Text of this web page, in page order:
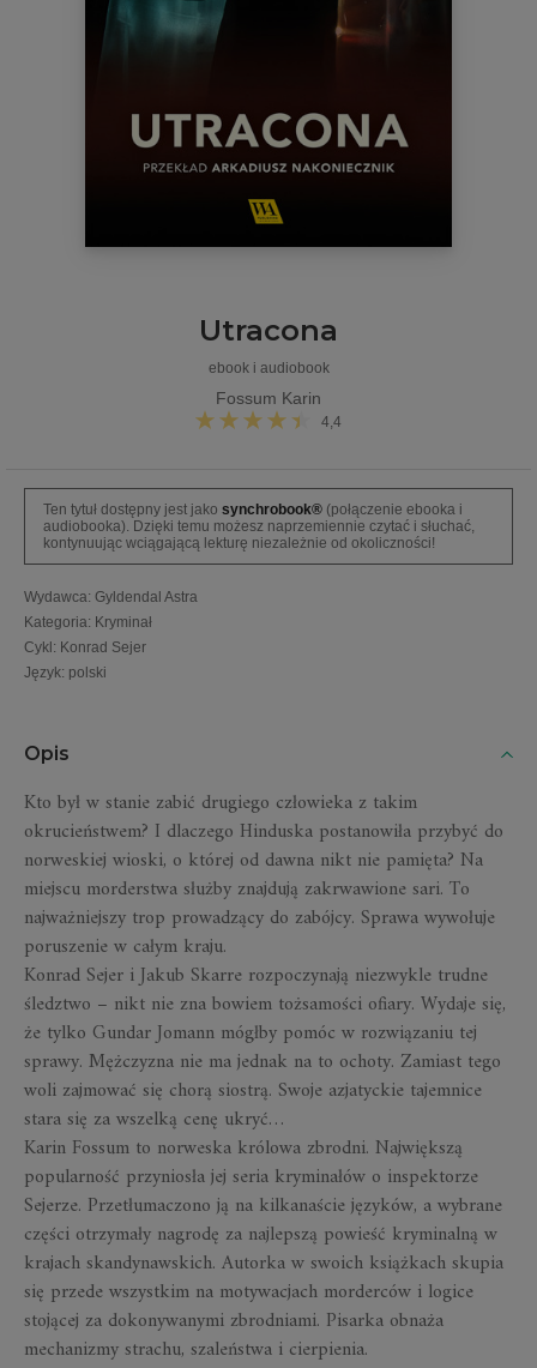
Utracona
ebook i audiobook
Fossum Karin
4,4
Ten tytuł dostępny jest jako synchrobook® (połączenie ebooka i
audiobooka). Dzięki temu możesz naprzemiennie czytać i słuchać,
kontynuując wciągającą lekturę niezależnie od okoliczności!
Wydawca: Gyldendal Astra
Kategoria: Kryminał
Cykl: Konrad Sejer
Język: polski
Opis
Kto był w stanie zabić drugiego człowieka z takim
okrucieństwem? I dlaczego Hinduska postanowiła przybyć do
norweskiej wioski, o której od dawna nikt nie pamięta? Na
miejscu morderstwa służby znajdują zakrwawione sari. To
najważniejszy trop prowadzący do zabójcy. Sprawa wywołuje
poruszenie w całym kraju.
Konrad Sejer i Jakub Skarre rozpoczynają niezwykle trudne
śledztwo – nikt nie zna bowiem tożsamości ofiary. Wydaje się,
że tylko Gundar Jomann mógłby pomóc w rozwiązaniu tej
sprawy. Mężczyzna nie ma jednak na to ochoty. Zamiast tego
woli zajmować się chorą siostrą. Swoje azjatyckie tajemnice
stara się za wszelką cenę ukryć…
Karin Fossum to norweska królowa zbrodni. Największą
popularność przyniosła jej seria kryminałów o inspektorze
Sejerze. Przetłumaczono ją na kilkanaście języków, a wybrane
części otrzymały nagrodę za najlepszą powieść kryminalną w
krajach skandynawskich. Autorka w swoich książkach skupia
się przede wszystkim na motywacjach morderców i logice
stojącej za dokonywanymi zbrodniami. Pisarka obnaża
mechanizmy strachu, szaleństwa i cierpienia.